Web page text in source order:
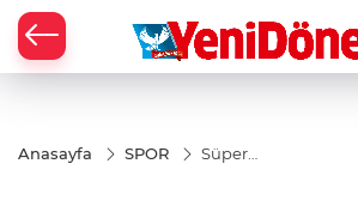
Anasayfa SPOR
Süper